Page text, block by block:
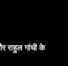
राहुल गांधी के